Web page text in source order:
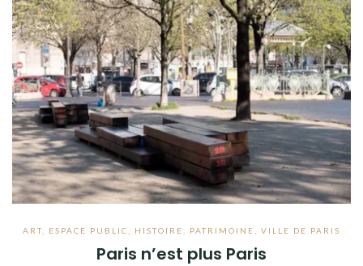
ART ESPACE PUBLIC HISTOIRE PATRIMOINE VILLE DE PARIS
Paris n’est plus Paris